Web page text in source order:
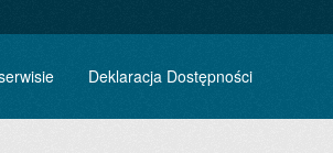
Deklaracja Dostępności